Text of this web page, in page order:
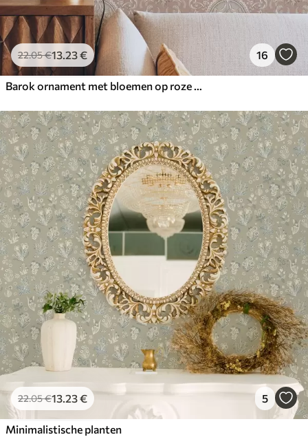
22.05€13.23€ 16
Barok ornament met bloemen op roze achtergrond
22.05€13.23€ 5
Minimalistische planten